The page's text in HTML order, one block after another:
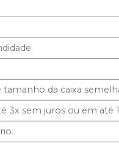
da caixa
3x sem juros ou em até